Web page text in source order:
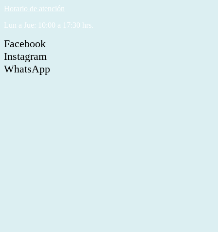
Horario de atención
Lun a Jue: 10:00 a 17:30 hrs.
Facebook
Instagram
WhatsApp